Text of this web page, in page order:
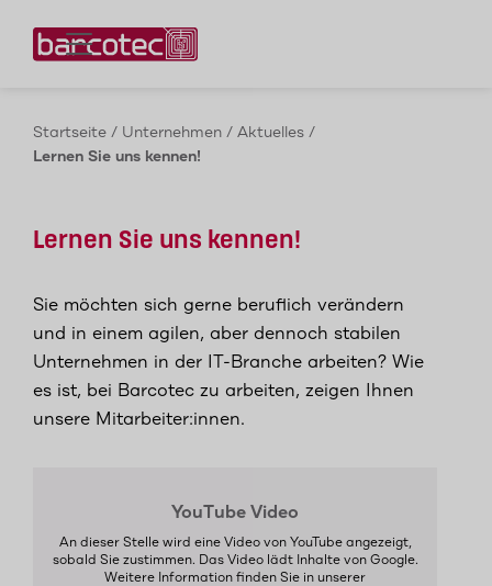
Startseite / Unternehmen / Aktuelles /
Lernen Sie uns kennen!
Lernen Sie uns kennen!
Sie möchten sich gerne beruflich verändern
und in einem agilen, aber dennoch stabilen
Unternehmen in der IT-Branche arbeiten? Wie
es ist, bei Barcotec zu arbeiten, zeigen Ihnen
unsere Mitarbeiter:innen.
YouTube Video
An dieser Stelle wird eine Video von YouTube angezeigt,
sobald Sie zustimmen. Das Video lädt Inhalte von Google.
Weitere Information finden Sie in unserer
Kontaktieren Sie uns!